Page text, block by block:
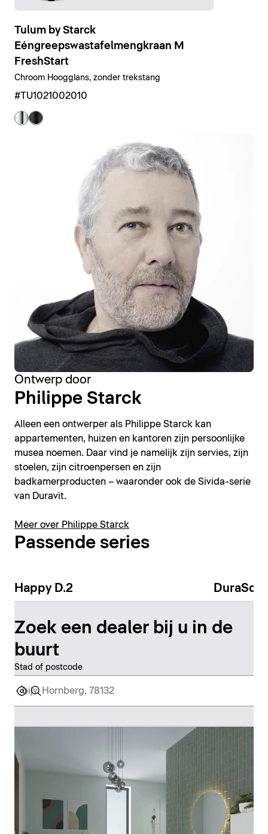
Tulum by Starck
Eéngreepswastafelmengkraan M
FreshStart
Chroom Hoogglans, zonder trekstang
#TU1021002010
Ontwerp door
Philippe Starck
Alleen een ontwerper als Philippe Starck kan
appartementen, huizen en kantoren zijn persoonlijke
musea noemen. Daar vind je namelijk zijn servies, zijn
stoelen, zijn citroenpersen en zijn
badkamerproducten – waaronder ook de Sivida-serie
van Duravit.
Meer over Philippe Starck
Passende series
Happy D.2
Zoek een dealer bij u in de
buurt
Stad of postcode